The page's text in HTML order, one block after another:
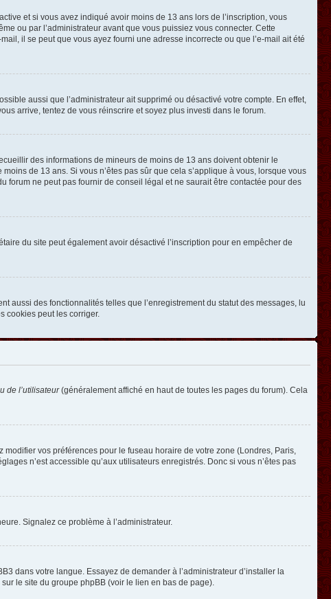
et si vous avez indiqué avoir moins de 13 ans lors de l’inscription, vous
ou par l’administrateur avant que vous puissiez vous connecter. Cette
il se peut que vous ayez fourni une adresse incorrecte ou que l’e-mail ait été
aussi que l’administrateur ait supprimé ou désactivé votre compte. En effet,
arrive, tentez de vous réinscrire et soyez plus investi dans le forum.
des informations de mineurs de moins de 13 ans doivent obtenir le
de 13 ans. Si vous n’êtes pas sûr que cela s’applique à vous, lorsque vous
forum ne peut pas fournir de conseil légal et ne saurait être contactée pour des
du site peut également avoir désactivé l’inscription pour en empêcher de
aussi des fonctionnalités telles que l’enregistrement du statut des messages, lu
cookies peut les corriger.
de l’utilisateur(généralement affiché en haut de toutes les pages du forum). Cela
vos préférences pour le fuseau horaire de votre zone (Londres, Paris,
n’est accessible qu’aux utilisateurs enregistrés. Donc si vous n’êtes pas
Signalez ce problème à l’administrateur.
dans votre langue. Essayez de demander à l’administrateur d’installer la
le site du groupe phpBB (voir le lien en bas de page).